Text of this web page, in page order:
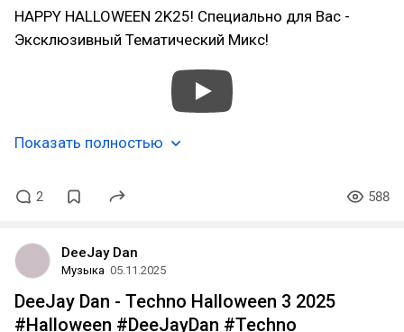
HAPPY HALLOWEEN 2K25! Специально для Вас -
Эксклюзивный Тематический Микс!
Показать полностью
2 588
DeeJay Dan
Музыка 05.11.2025
DeeJay Dan - Techno Halloween 3 2025
#Halloween #DeeJayDan #Techno